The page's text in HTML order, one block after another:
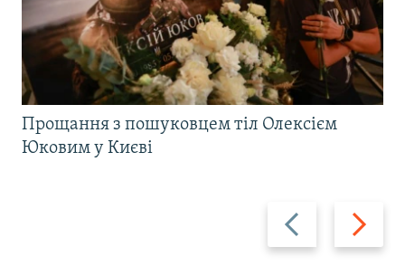
Назад Вперед
Прощання з пошуковцем тіл Олексієм
Юковим у Києві